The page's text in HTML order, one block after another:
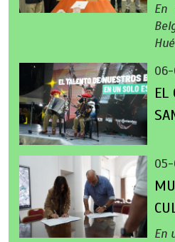
En
EL
En